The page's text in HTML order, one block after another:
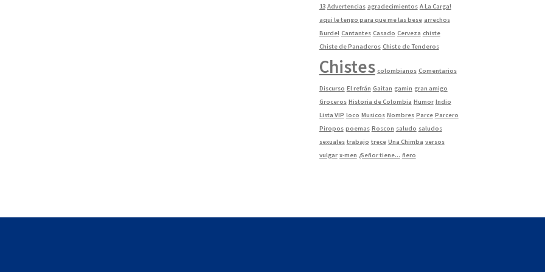
13 Advertencias agradecimientos A La Carga!
aqui le tengo para que me las bese arrechos
Burdel Cantantes Casado Cerveza chiste
Chiste de Panaderos Chiste de Tenderos
Chistes colombianos Comentarios
Discurso El refrán Gaitan gamin gran amigo
Groceros Historia de Colombia Humor Indio
Lista VIP loco Musicos Nombres Parce Parcero
Piropos poemas Roscon saludo saludos
sexuales trabajo trece Una Chimba versos
vulgar x-men ¿Señor tiene... ñero